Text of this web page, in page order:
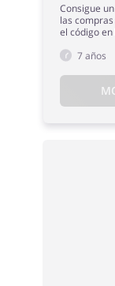
Consigue
las
el código en
7 años